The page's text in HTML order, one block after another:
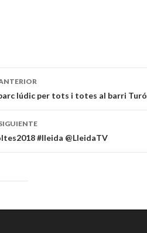
lúdic per tots i totes al barri Turó
#lleida @LleidaTV